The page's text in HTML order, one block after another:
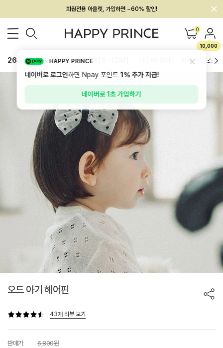
회원전용 아울렛, 가입하면 ~60% 할인!
멤버십 최대 28,000원 혜택 0
10,000
26SS 신상 BEST BABY[6~12M] 하의/레깅스
오드 아기 헤어핀
43개 리뷰 보기
판매가
6,800원
HAPPY PRINCE
네이버로 로그인하면 Npay 포인트1%추가 지급!
네이버로 1초 가입하기